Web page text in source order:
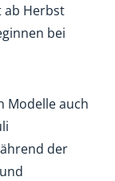
ab Herbst
bei
Modelle auch
der